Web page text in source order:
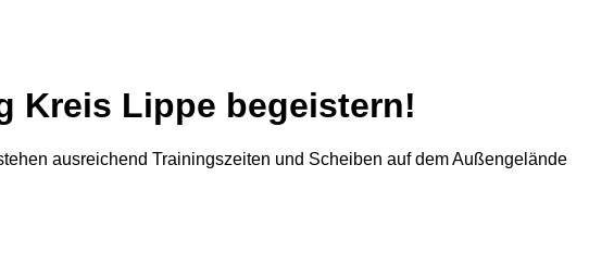
Kreis Lippe begeistern!
ausreichend Trainingszeiten und Scheiben auf dem Außengelände